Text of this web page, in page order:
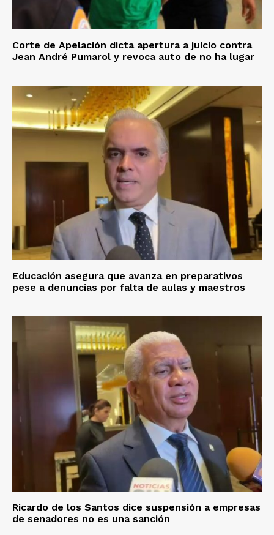
Corte de Apelación dicta apertura a juicio contra
Jean André Pumarol y revoca auto de no ha lugar
Educación asegura que avanza en preparativos
pese a denuncias por falta de aulas y maestros
Ricardo de los Santos dice suspensión a empresas
de senadores no es una sanción